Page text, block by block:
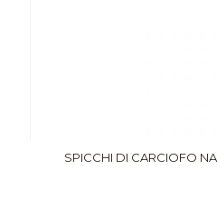
SPICCHI DI CARCIOFO